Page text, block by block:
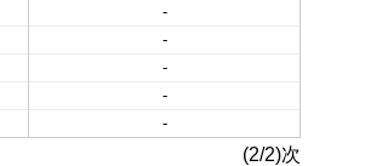
-
-
-
-
-
(2/2)次